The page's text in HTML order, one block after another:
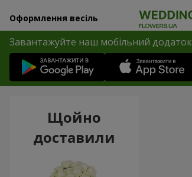
Оформлення весіль
Завантажуйте наш мобільний додаток
Щойно
доставили